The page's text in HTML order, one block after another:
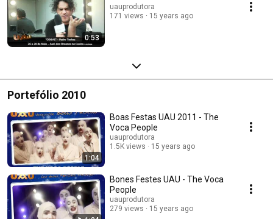
0:53
uauprodutora
171 views
15 years ago
Portefólio 2010
1:04
Boas Festas UAU 2011 - The
Voca People
uauprodutora
1.5K views
15 years ago
Bones Festes UAU - The Voca
People
uauprodutora
279 views
15 years ago